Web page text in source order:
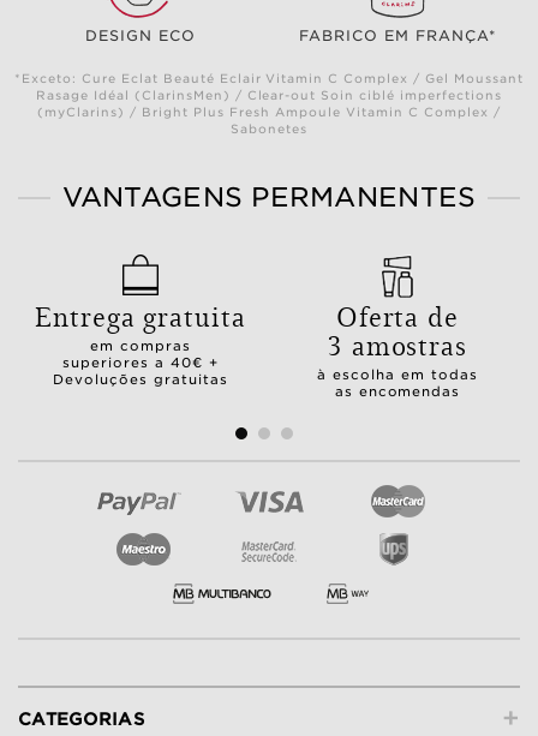
DESIGN ECO FABRICO EM FRANÇA*
*Exceto: Cure Eclat Beauté Eclair Vitamin C Complex / Gel Moussant
Rasage Idéal (ClarinsMen) / Clear-out Soin ciblé imperfections
(myClarins) / Bright Plus Fresh Ampoule Vitamin C Complex /
Sabonetes
VANTAGENS PERMANENTES
Entrega gratuita
em compras
superiores a 40€ +
Devoluções gratuitas
Oferta de
3 amostras
à escolha em todas
as encomendas
+
CATEGORIAS